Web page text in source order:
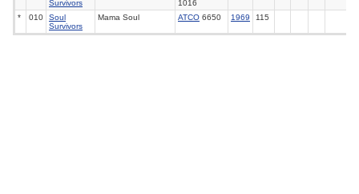
Survivors
1016
* 010
Soul
Survivors
Mama Soul ATCO 6650 1969 115